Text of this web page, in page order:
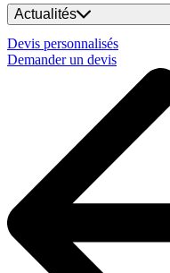
Actualités
Devis personnalisés
Demander un devis